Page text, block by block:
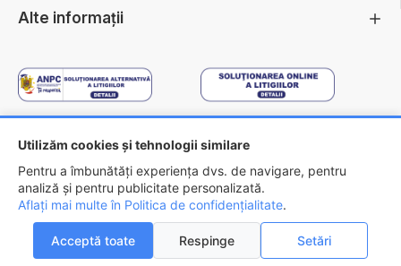
Utilizăm cookies și tehnologii similare
Pentru a îmbunătăți experiența dvs. de navigare, pentru
analiză și pentru publicitate personalizată.
Aflați mai multe în Politica de confidențialitate.
Acceptă toate Respinge Setări
Alte informații
Copyright ©2026 - EXPOTEHNICA S.R.L.
0 0
FILTREAZA